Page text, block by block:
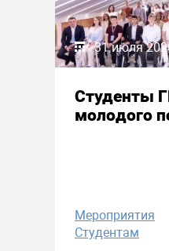
31 июля
Студенты
молодого
Мероприятия
Студентам